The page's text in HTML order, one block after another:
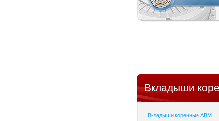
Вкладыши
Вкладыши коренные ABM